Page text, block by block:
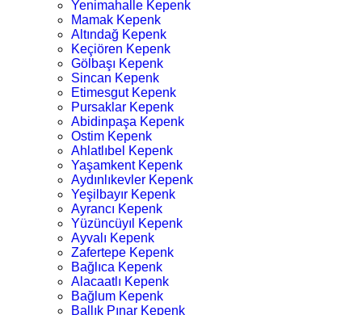
Yenimahalle Kepenk
Mamak Kepenk
Altındağ Kepenk
Keçiören Kepenk
Gölbaşı Kepenk
Sincan Kepenk
Etimesgut Kepenk
Pursaklar Kepenk
Abidinpaşa Kepenk
Ostim Kepenk
Ahlatlıbel Kepenk
Yaşamkent Kepenk
Aydınlıkevler Kepenk
Yeşilbayır Kepenk
Ayrancı Kepenk
Yüzüncüyıl Kepenk
Ayvalı Kepenk
Zafertepe Kepenk
Bağlıca Kepenk
Alacaatlı Kepenk
Bağlum Kepenk
Ballık Pınar Kepenk